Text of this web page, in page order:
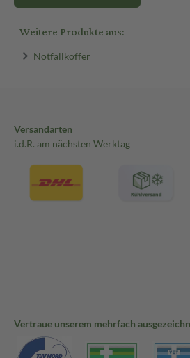
Weitere Produkte aus:
Notfallkoffer
Versandarten
i.d.R. am nächsten Werktag
Vertraue unserem mehrfach